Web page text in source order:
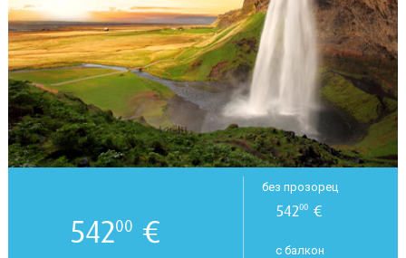
54200 €
без прозорец
54200 €
с балкон